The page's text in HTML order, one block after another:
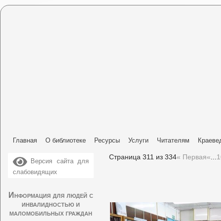
Главная О библиотеке Ресурсы Услуги Читателям
Версия сайта для
слабовидящих
Информация для людей с
инвалидностью и
маломобильных граждан
Страница 311 из 334« Первая«